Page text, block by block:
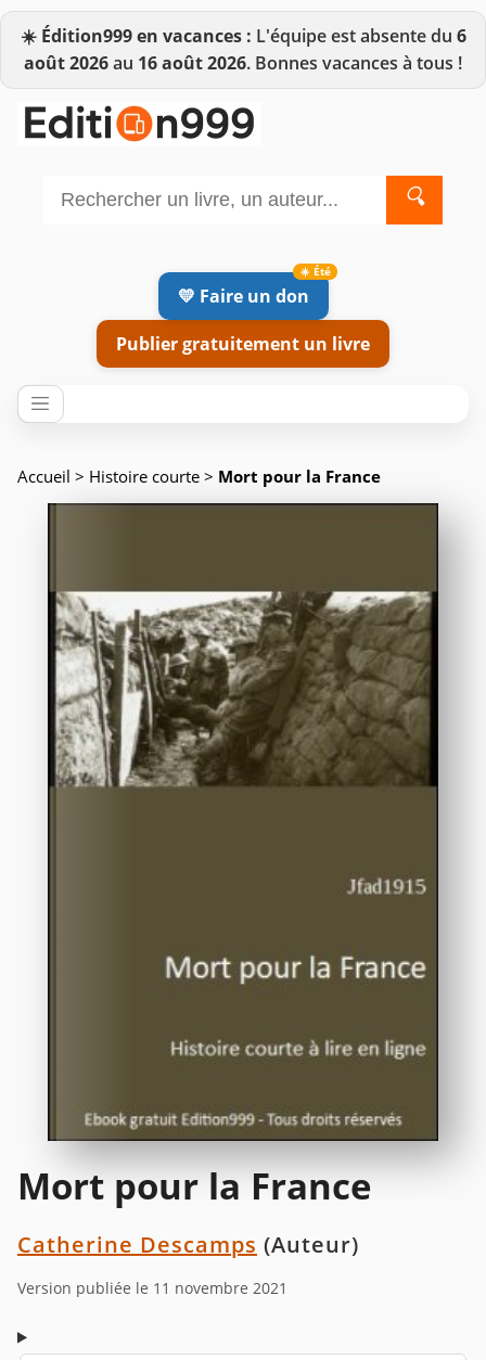
☀️ Édition999 en vacances : L'équipe est absente du 6
août 2026au 16 août 2026. Bonnes vacances à tous !
🔍
💛 Faire un don
Publier gratuitement un livre
Accueil > Histoire courte > Mort pour la France
Mort pour la France
Catherine Descamps (Auteur)
Version publiée le 11 novembre 2021